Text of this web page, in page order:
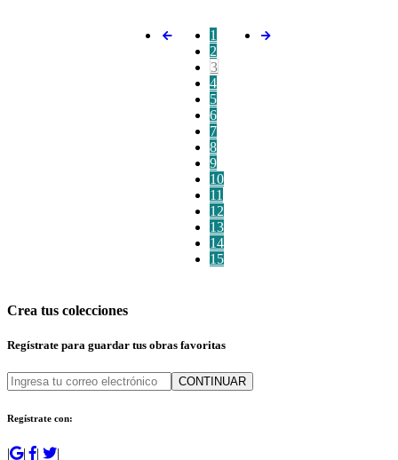
1
2
3
4
5
6
7
8
9
10
11
12
13
14
15
Crea tus colecciones
Regístrate para guardar tus obras favoritas
CONTINUAR
Regístrate con:
| | | |